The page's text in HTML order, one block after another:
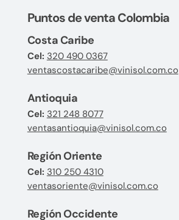
Puntos de venta Colombia
Costa Caribe
Cel: 320 490 0367
ventascostacaribe@vinisol.com.co
Antioquia
Cel: 321 248 8077
ventasantioquia@vinisol.com.co
Región Oriente
Cel: 310 250 4310
ventasoriente@vinisol.com.co
Región Occidente